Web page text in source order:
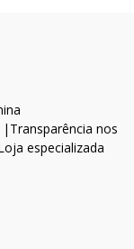
| Transparência nos
especializada